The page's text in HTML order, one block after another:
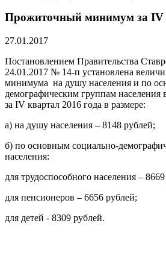
Прожиточный минимум за IV
27.01.2017
Постановлением Правительства
24.01.2017 № 14-п установлена
минимума на душу населения и по
демографическим группам населения
за IV квартал 2016 года в размере:
а) на душу населения – 8148 рублей;
б) по основным социально-
населения:
для трудоспособного населения –
для пенсионеров – 6656 рублей;
для детей - 8309 рублей.